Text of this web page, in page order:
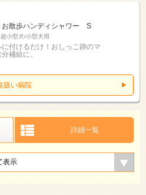
散歩ハンディシャワー S
小型犬/小型犬用
付けるだけ！おしっこ跡のマ
補給に。
扱い病院
詳細一覧